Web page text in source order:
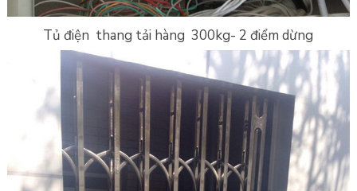
Tủ điện thang tải hàng 300kg- 2 điểm dừng